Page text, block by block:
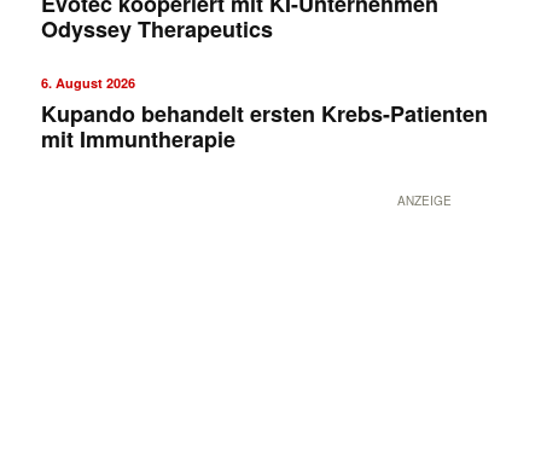
Odyssey Therapeutics
6. August 2026
Kupando behandelt ersten Krebs-Patienten
mit Immuntherapie
ANZEIGE